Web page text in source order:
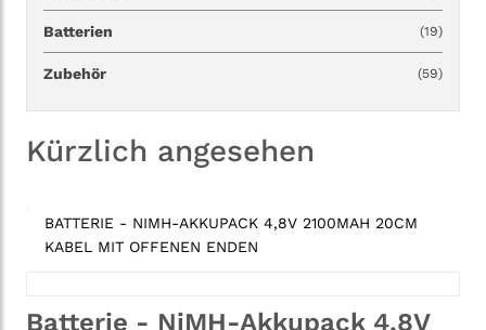
Batterien (19)
Zubehör (59)
Kürzlich angesehen
BATTERIE - NIMH-AKKUPACK 4,8V 2100MAH 20CM
KABEL MIT OFFENEN ENDEN
Batterie - NiMH-Akkupack 4,8V